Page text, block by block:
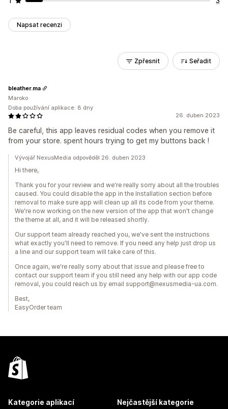
Napsat recenzi
Zpřesnit Seřadit
26. duben 2023
Be careful, this app leaves residual codes when you remove it
from your store. spent hours trying to get my buttons back !
bleather.ma
Maroko
Doba používání aplikace: 8 dny
Vývojář NexusMedia odpověděl 26. duben 2023
Hi there,
Thank you for your review and we're really sorry about all the troubles
caused. You could disable the app in the Installation section before
removal to make sure app will clean up all its code from your theme.
We're now working on the new version of the app that won't change
the theme at all, and it will be released shortly.
Our support team already reached you, we've sent the instructions
what exactly you'll need to remove. If you need any help just drop us
a line and our support team will take care of this.
Once again, we're really sorry about that issue and please free to
contact our support team if you still need any help with our app code
removal, you could reach us by email support@nexusmedia-ua.com.
Best,
EasyOrder team
Kategorie aplikací Nejčastější kategorie